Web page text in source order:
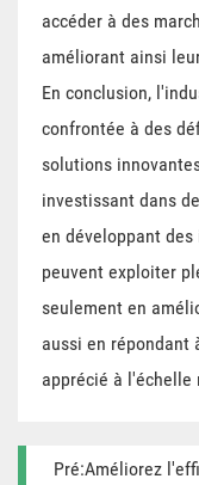
accéder à des
améliorant ainsi
En conclusion,
confrontée à des
solutions
investissant dans
en développant
peuvent exploiter
seulement en
aussi en répondant
apprécié à l'échelle
Pré:Améliorez